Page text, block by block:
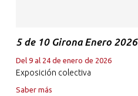
5 de 10 Girona Enero 2026
Del 9 al 24 de enero de 2026
Exposición colectiva
Saber más